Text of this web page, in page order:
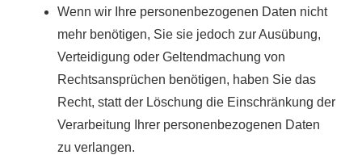
Wenn wir Ihre personenbezogenen Daten nicht
mehr benötigen, Sie sie jedoch zur Ausübung,
Verteidigung oder Geltendmachung von
Rechtsansprüchen benötigen, haben Sie das
Recht, statt der Löschung die Einschränkung der
Verarbeitung Ihrer personenbezogenen Daten
zu verlangen.